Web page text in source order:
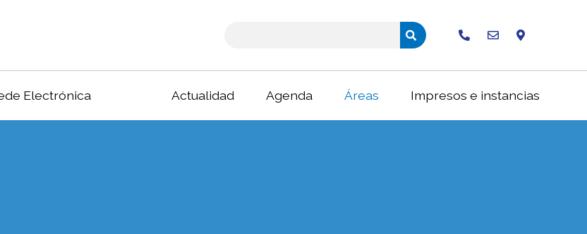
Electrónica Actualidad Agenda Áreas Impresos e instancias